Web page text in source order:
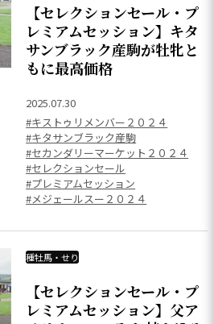
【セレクションセール・プ
レミアムセッション】キタ
サンブラック産駒が牡牝と
もに最高価格
2025.07.30
#キストゥリメンバー２０２４
#キタサンブラック産駒
#セカンダリーマーケット２０２４
#セレクションセール
#プレミアムセッション
#メジェールスー２０２４
種牡馬・せり
【セレクションセール・プ
レミアムセッション】父ア